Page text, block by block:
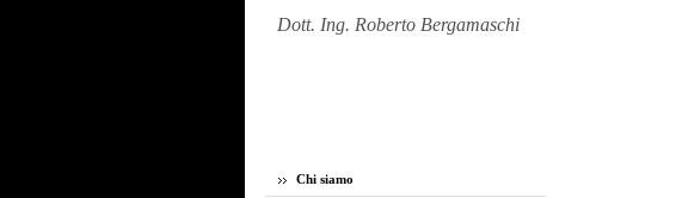
Dott. Ing. Roberto Bergamaschi
Chi siamo